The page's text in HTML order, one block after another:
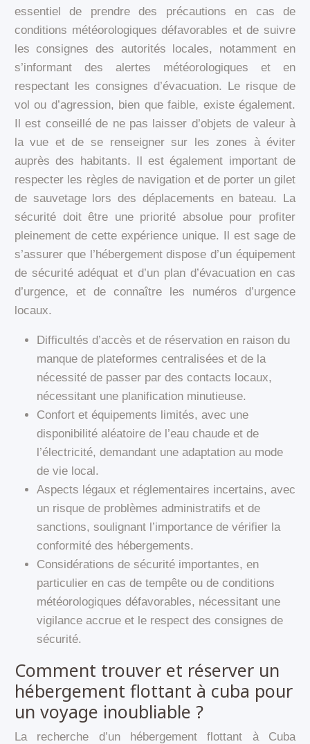
essentiel de prendre des précautions en cas de
conditions météorologiques défavorables et de suivre
les consignes des autorités locales, notamment en
s’informant des alertes météorologiques et en
respectant les consignes d’évacuation. Le risque de
vol ou d’agression, bien que faible, existe également.
Il est conseillé de ne pas laisser d’objets de valeur à
la vue et de se renseigner sur les zones à éviter
auprès des habitants. Il est également important de
respecter les règles de navigation et de porter un gilet
de sauvetage lors des déplacements en bateau. La
sécurité doit être une priorité absolue pour profiter
pleinement de cette expérience unique. Il est sage de
s’assurer que l’hébergement dispose d’un équipement
de sécurité adéquat et d’un plan d’évacuation en cas
d’urgence, et de connaître les numéros d’urgence
locaux.
Difficultés d’accès et de réservation en raison du
manque de plateformes centralisées et de la
nécessité de passer par des contacts locaux,
nécessitant une planification minutieuse.
Confort et équipements limités, avec une
disponibilité aléatoire de l’eau chaude et de
l’électricité, demandant une adaptation au mode
de vie local.
Aspects légaux et réglementaires incertains, avec
un risque de problèmes administratifs et de
sanctions, soulignant l’importance de vérifier la
conformité des hébergements.
Considérations de sécurité importantes, en
particulier en cas de tempête ou de conditions
météorologiques défavorables, nécessitant une
vigilance accrue et le respect des consignes de
sécurité.
Comment trouver et réserver un
hébergement flottant à cuba pour
un voyage inoubliable ?
La recherche d’un hébergement flottant à Cuba